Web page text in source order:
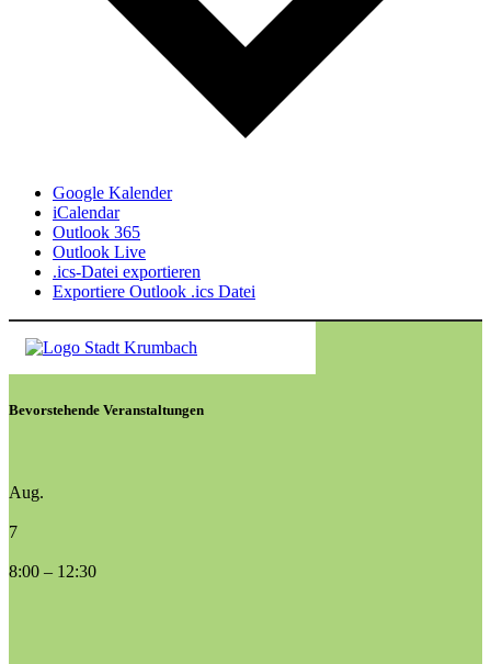
Google Kalender
iCalendar
Outlook 365
Outlook Live
.ics-Datei exportieren
Exportiere Outlook .ics Datei
Bevorstehende Veranstaltungen
Aug.
7
8:00 – 12:30